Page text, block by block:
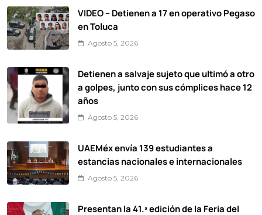
VIDEO – Detienen a 17 en operativo Pegaso
en Toluca
Agosto 5, 2026
Detienen a salvaje sujeto que ultimó a otro
a golpes, junto con sus cómplices hace 12
años
Agosto 5, 2026
UAEMéx envía 139 estudiantes a
estancias nacionales e internacionales
Agosto 5, 2026
Presentan la 41.ª edición de la Feria del